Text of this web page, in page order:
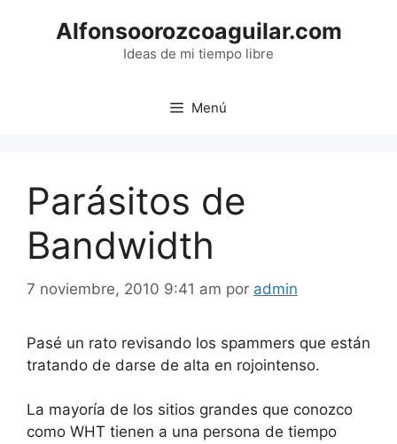
Alfonsoorozcoaguilar.com
Ideas de mi tiempo libre
Menú
Parásitos de
Bandwidth
7 noviembre, 2010 9:41 am por admin
Pasé un rato revisando los spammers que están
tratando de darse de alta en rojointenso.
La mayoría de los sitios grandes que conozco
como WHT tienen a una persona de tiempo